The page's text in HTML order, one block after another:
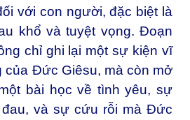
với con người, đặc biệt là
khổ và tuyệt vọng. Đoạn
chỉ ghi lại một sự kiện vĩ
của Đức Giêsu, mà còn mở
bài học về tình yêu, sự
và sự cứu rỗi mà Đức